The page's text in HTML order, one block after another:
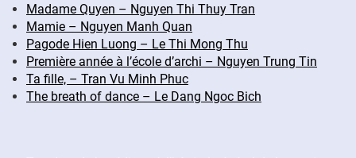
Madame Quyen – Nguyen Thi Thuy Tran
Mamie – Nguyen Manh Quan
Pagode Hien Luong – Le Thi Mong Thu
Première année à l’école d’archi – Nguyen Trung Tin
Ta fille, – Tran Vu Minh Phuc
The breath of dance – Le Dang Ngoc Bich